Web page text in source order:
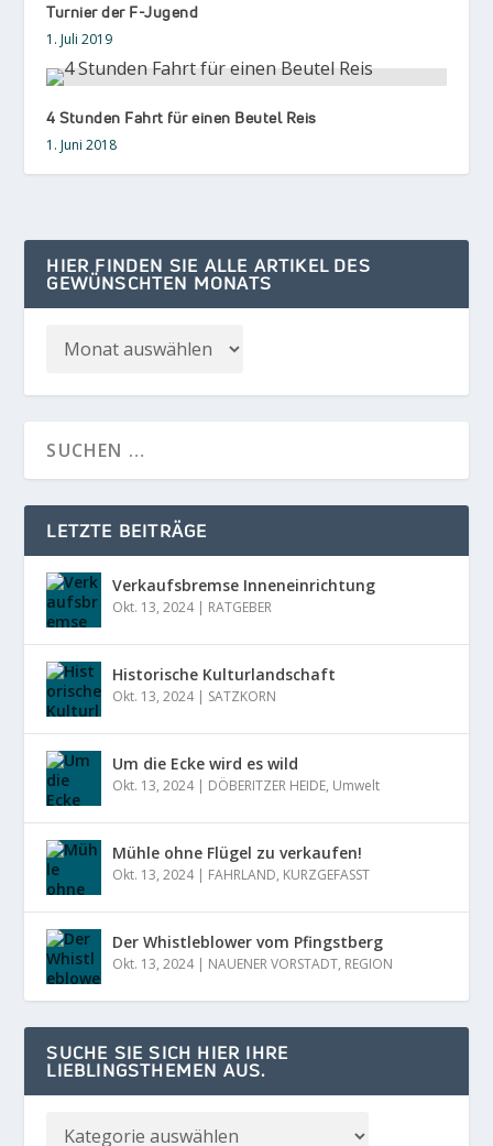
Turnier der F-Jugend
1. Juli 2019
4 Stunden Fahrt für einen Beutel Reis
1. Juni 2018
HIER FINDEN SIE ALLE ARTIKEL DES
GEWÜNSCHTEN MONATS
LETZTE BEITRÄGE
Verkaufsbremse Inneneinrichtung
Okt. 13, 2024| RATGEBER
Historische Kulturlandschaft
Okt. 13, 2024| SATZKORN
Um die Ecke wird es wild
Okt. 13, 2024| DÖBERITZER HEIDE, Umwelt
Mühle ohne Flügel zu verkaufen!
Okt. 13, 2024| FAHRLAND, KURZGEFASST
Der Whistleblower vom Pfingstberg
Okt. 13, 2024| NAUENER VORSTADT, REGION
SUCHE SIE SICH HIER IHRE
LIEBLINGSTHEMEN AUS.